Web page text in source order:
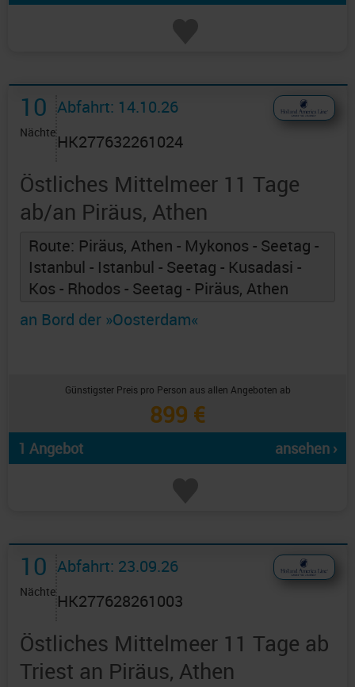
10
Nächte
Abfahrt: 14.10.26
HK277632261024
Östliches Mittelmeer 11 Tage
ab/an Piräus, Athen
Route: Piräus, Athen - Mykonos - Seetag -
Istanbul - Istanbul - Seetag - Kusadasi -
Kos - Rhodos - Seetag - Piräus, Athen
an Bord der »Oosterdam«
Günstigster Preis pro Person aus allen Angeboten ab
899 €
1 Angebot ansehen ›
10
Nächte
Abfahrt: 23.09.26
HK277628261003
Östliches Mittelmeer 11 Tage ab
Triest an Piräus, Athen